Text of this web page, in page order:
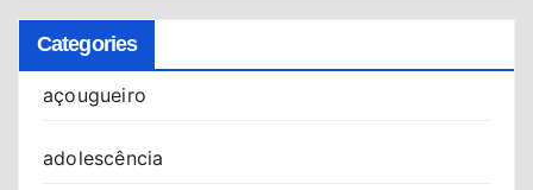
Categories
açougueiro
adolescência